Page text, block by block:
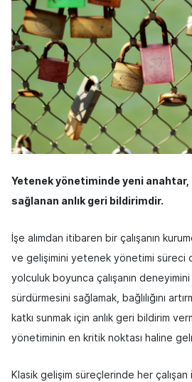
Yetenek yönetiminde yeni
sağlanan anlık geri bildirimdir.
İşe alımdan itibaren bir çalışanın
ve gelişimini yetenek yönetimi süreci
yolculuk boyunca çalışanın
sürdürmesini sağlamak, bağlılığını
katkı sunmak için anlık geri bildirim
yönetiminin en kritik noktası haline
Klasik gelişim süreçlerinde her